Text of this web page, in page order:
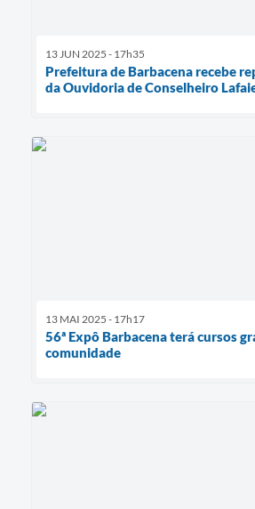
13 JUN 2025 - 17h35
Prefeitura de Barbacena recebe
da Ouvidoria de Conselheiro
13 MAI 2025 - 17h17
56ª Expô Barbacena terá cursos
comunidade